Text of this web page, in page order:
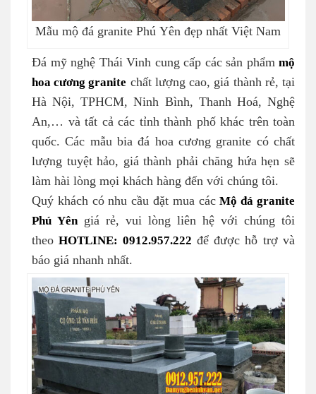
Mẫu mộ đá granite Phú Yên đẹp nhất Việt Nam
Đá mỹ nghệ Thái Vinh cung cấp các sản phẩm mộ
hoa cương granite chất lượng cao, giá thành rẻ, tại
Hà Nội, TPHCM, Ninh Bình, Thanh Hoá, Nghệ
An,… và tất cả các tỉnh thành phố khác trên toàn
quốc. Các mẫu bia đá hoa cương granite có chất
lượng tuyệt hảo, giá thành phải chăng hứa hẹn sẽ
làm hài lòng mọi khách hàng đến với chúng tôi.
Quý khách có nhu cầu đặt mua cácMộ đá granite
Phú Yên giá rẻ, vui lòng liên hệ với chúng tôi
theoHOTLINE: 0912.957.222 để được hỗ trợ và
báo giá nhanh nhất.